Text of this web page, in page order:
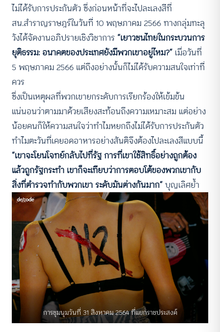
ไม่ได้รับการประกันตัว ซึ่งก่อนหน้าที่จะไปละเลงสีที่
สน.สำราญราษฎร์ในวันที่ 10 พฤษภาคม 2566 ทางกลุ่มทะลุ
วังได้จัดงานอภิปรายเชิงวิชาการ“เยาวชนไทยในกระบวนการ
ยุติธรรม: อนาคตของประเทศยังมีพวกเขาอยู่ไหม?” เมื่อวันที่
5 พฤษภาคม 2566 แต่ถึงอย่างนั้นก็ไม่ได้รับความสนใจเท่าที่
ควร
ซึ่งเป็นเหตุผลที่พวกเขายกระดับการเรียกร้องให้เข้มข้น
แน่นอนว่าตามมาด้วยเสียงสะท้อนถึงความเหมาะสม แต่อย่าง
น้อยคนก็ให้ความสนใจว่าทำไมหยกถึงไม่ได้รับการประกันตัว
ทำไมตะวันที่เคยอดอาหารอย่างสันติจึงต้องไปละเลงสีแบบนี้
“เขาจะโยนโจทย์กลับไปที่รัฐ การที่เขาใช้สิทธิ์อย่างถูกต้อง
แล้วถูกรัฐกระทำ เขาก็จะเทียบว่าการตอบโต้ของพวกเขากับ
สิ่งที่ตำรวจทำกับพวกเขา ระดับมันต่างกันมาก”บุญเลิศย้ำ
การชุมนุมวันที่ 31 สิงหาคม 2564 ที่แยกราชประสงค์